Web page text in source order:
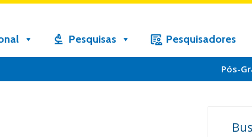
Pesquisas Pesquisadores
Pós-